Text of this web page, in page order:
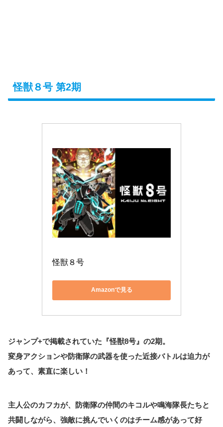
怪獣８号 第2期
怪獣８号
Amazonで見る
ジャンプ+で掲載されていた『怪獣8号』の2期。
変身アクションや防衛隊の武器を使った近接バトルは迫力が
あって、素直に楽しい！
主人公のカフカが、防衛隊の仲間のキコルや鳴海隊長たちと
共闘しながら、強敵に挑んでいくのはチーム感があって好